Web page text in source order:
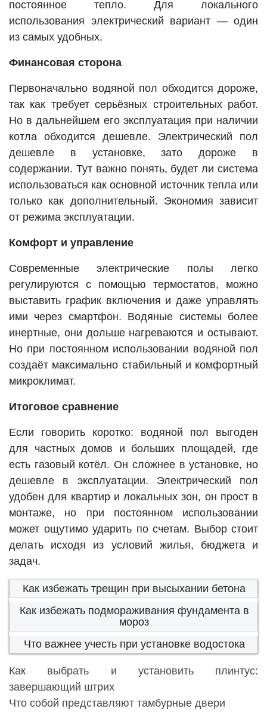
постоянное тепло. Для локального
использования электрический вариант — один
из самых удобных.
Финансовая сторона
Первоначально водяной пол обходится дороже,
так как требует серьёзных строительных работ.
Но в дальнейшем его эксплуатация при наличии
котла обходится дешевле. Электрический пол
дешевле в установке, зато дороже в
содержании. Тут важно понять, будет ли система
использоваться как основной источник тепла или
только как дополнительный. Экономия зависит
от режима эксплуатации.
Комфорт и управление
Современные электрические полы легко
регулируются с помощью термостатов, можно
выставить график включения и даже управлять
ими через смартфон. Водяные системы более
инертные, они дольше нагреваются и остывают.
Но при постоянном использовании водяной пол
создаёт максимально стабильный и комфортный
микроклимат.
Итоговое сравнение
Если говорить коротко: водяной пол выгоден
для частных домов и больших площадей, где
есть газовый котёл. Он сложнее в установке, но
дешевле в эксплуатации. Электрический пол
удобен для квартир и локальных зон, он прост в
монтаже, но при постоянном использовании
может ощутимо ударить по счетам. Выбор стоит
делать исходя из условий жилья, бюджета и
задач.
Как избежать трещин при высыхании бетона
Как избежать подмораживания фундамента в
мороз
Что важнее учесть при установке водостока
Как выбрать и установить плинтус:
завершающий штрих
Что собой представляют тамбурные двери